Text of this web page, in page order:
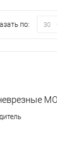
по: 30